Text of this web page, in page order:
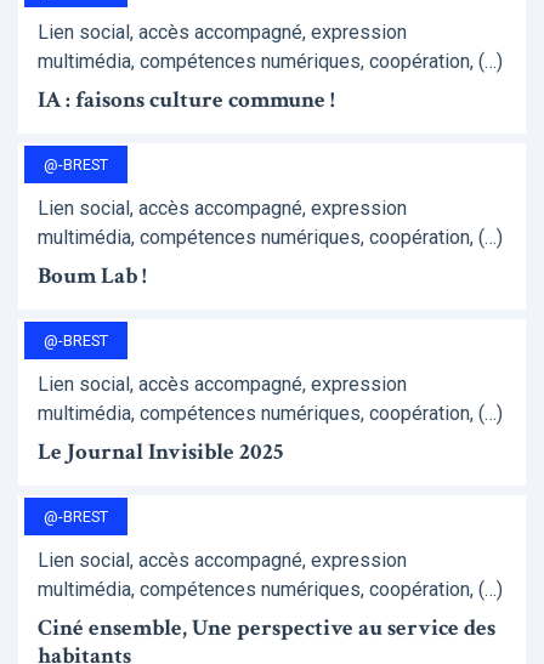
Lien social, accès accompagné, expression
multimédia, compétences numériques, coopération, (…)
IA : faisons culture commune !
@-BREST
Lien social, accès accompagné, expression
multimédia, compétences numériques, coopération, (…)
Boum Lab !
@-BREST
Lien social, accès accompagné, expression
multimédia, compétences numériques, coopération, (…)
Le Journal Invisible 2025
@-BREST
Lien social, accès accompagné, expression
multimédia, compétences numériques, coopération, (…)
Ciné ensemble, Une perspective au service des
habitants